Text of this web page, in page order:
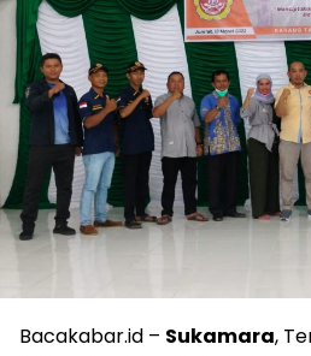
Bacakabar.id – Sukamara,